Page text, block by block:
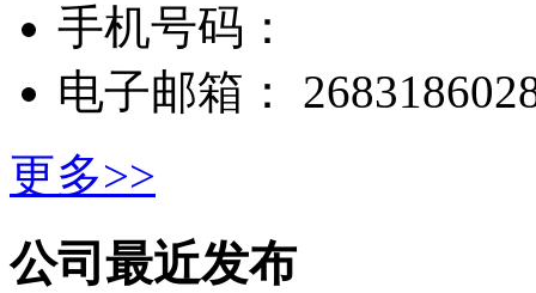
手机号码：
电子邮箱：
更多>>
公司最近发布